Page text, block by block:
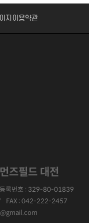
지이용약관
즈필드 대전
록번호 : 329-80-01839
FAX : 042-222-2457